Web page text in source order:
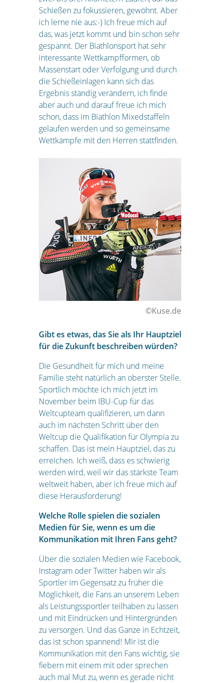
Schießen zu fokussieren, gewöhnt. Aber
ich lerne nie aus:-) Ich freue mich auf
das, was jetzt kommt und bin schon sehr
gespannt. Der Biathlonsport hat sehr
interessante Wettkampfformen, ob
Massenstart oder Verfolgung und durch
die Schießeinlagen kann sich das
Ergebnis ständig verändern, ich finde
aber auch und darauf freue ich mich
schon, dass im Biathlon Mixedstaffeln
gelaufen werden und so gemeinsame
Wettkämpfe mit den Herren stattfinden.
©Kuse.de
Gibt es etwas, das Sie als Ihr Hauptziel
für die Zukunft beschreiben würden?
Die Gesundheit für mich und meine
Familie steht natürlich an oberster Stelle.
Sportlich möchte ich mich jetzt im
November beim IBU-Cup für das
Weltcupteam qualifizieren, um dann
auch im nächsten Schritt über den
Weltcup die Qualifikation für Olympia zu
schaffen. Das ist mein Hauptziel, das zu
erreichen. Ich weiß, dass es schwierig
werden wird, weil wir das stärkste Team
weltweit haben, aber ich freue mich auf
diese Herausforderung!
Welche Rolle spielen die sozialen
Medien für Sie, wenn es um die
Kommunikation mit Ihren Fans geht?
Über die sozialen Medien wie Facebook,
Instagram oder Twitter haben wir als
Sportler im Gegensatz zu früher die
Möglichkeit, die Fans an unserem Leben
als Leistungssportler teilhaben zu lassen
und mit Eindrücken und Hintergründen
zu versorgen. Und das Ganze in Echtzeit,
das ist schon spannend! Mir ist die
Kommunikation mit den Fans wichtig, sie
fiebern mit einem mit oder sprechen
auch mal Mut zu, wenn es gerade nicht